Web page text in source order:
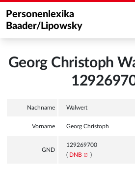
Personenlexika
Baader/Lipowsky
Georg Christoph
Nachname Walwert
Vorname Georg Christoph
GND
129269700
( DNB )